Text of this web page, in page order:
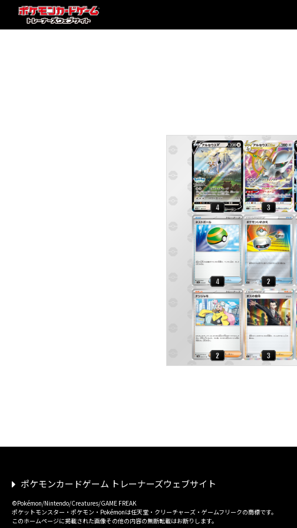
ポケモンカードゲーム トレーナーズウェブサイト
©Pokémon/Nintendo/Creatures/GAME FREAK
ポケットモンスター・ポケモン・Pokémonは任天堂・クリーチャーズ・ゲームフリークの商標です。
このホームページに掲載された画像その他の内容の無断転載はお断りします。